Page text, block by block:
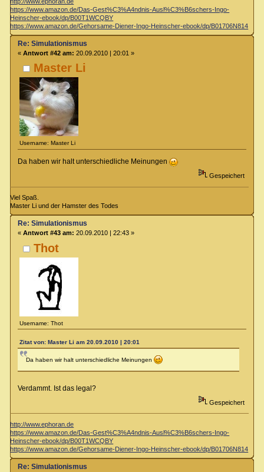
https://www.amazon.de/Das-Gest%C3%A4ndnis-Ausl%C3%B6schers-Ingo-
Heinscher-ebook/dp/B00T1WCQBY
https://www.amazon.de/Gehorsame-Diener-Ingo-Heinscher-ebook/dp/B01706N814
Master Li
Username: Master Li
Re: Simulationismus
« Antwort #42 am: 20.09.2010 | 20:01 »
Da haben wir halt unterschiedliche Meinungen
Gespeichert
Viel Spaß.
Master Li und der Hamster des Todes
Thot
Username: Thot
Re: Simulationismus
« Antwort #43 am: 20.09.2010 | 22:43 »
Zitat von: Master Li am 20.09.2010 | 20:01
Da haben wir halt unterschiedliche Meinungen
Verdammt. Ist das legal?
Gespeichert
http://www.ephoran.de
https://www.amazon.de/Das-Gest%C3%A4ndnis-Ausl%C3%B6schers-Ingo-
Heinscher-ebook/dp/B00T1WCQBY
https://www.amazon.de/Gehorsame-Diener-Ingo-Heinscher-ebook/dp/B01706N814
Re: Simulationismus